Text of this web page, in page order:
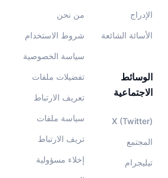
من نحن
شروط الاستخدام
سياسة الخصوصية
تفضيلات ملفات
تعريف الارتباط
سياسة ملفات
تريف الارتباط
إخلاء مسؤولية
الإدراج
الأسائة الشائعة
الوسائط
الاجتماعية
X (Twitter)
المجتمع
تيليجرام